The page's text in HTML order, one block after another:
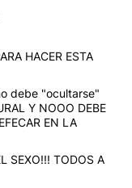
HACER ESTA
debe "ocultarse"
Y NOOO DEBE
EN LA
SEXO!!! TODOS A